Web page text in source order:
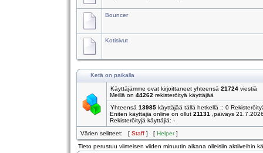
Bouncer
Kotisivut
Ketä on paikalla
Käyttäjämme ovat kirjoittaneet yhteensä 21724 viestiä
Meillä on 44262 rekisteröityä käyttäjää
Yhteensä 13985 käyttäjää tällä hetkellä :: 0
Eniten käyttäjiä online on ollut 21131
,päiväys
Rekisteröityjä käyttäjiä: -
Värien selitteet: [ Staff ] [ Helper]
Tieto perustuu viimeisen viiden minuutin aikana olleisiin aktiiveihin